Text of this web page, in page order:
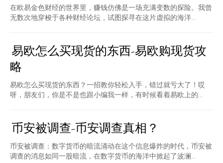
在欧易金色财经的世界里，赚钱仿佛是一场充满变数的探险。我曾
无数次地穿梭于各种财经论坛，试图探寻在这片虚拟的海洋...
易欧怎么买现货的东西-易欧购现货攻
略
易欧怎么买现货的东西？一招教你轻松入手，错过就亏大了！哎
呀，朋友们，你是不是也跟小编我一样，有时候看着易欧上的...
币安被调查-币安调查真相？
币安被调查：数字货币的暗流涌动在这个信息爆炸的时代，币安被
调查的消息如同一股暗流，在数字货币的海洋中掀起了波澜...